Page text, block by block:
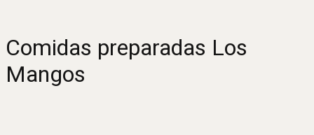
Comidas preparadas Los
Mangos